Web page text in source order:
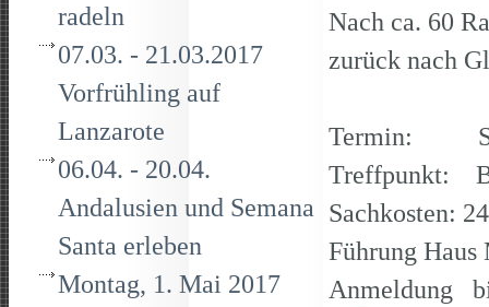
radeln
07.03. - 21.03.2017
Vorfrühling auf
Lanzarote
06.04. - 20.04.
Andalusien und Semana
Santa erleben
Montag, 1. Mai 2017
Nach ca. 60
zurück nach
Termin:
Treffpunkt:
Sachkosten:
Führung Haus
Anmeldung